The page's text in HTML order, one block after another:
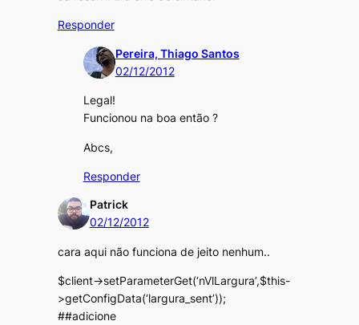
Responder
Pereira, Thiago Santos
02/12/2012
Legal!
Funcionou na boa então ?
Abcs,
Responder
Patrick
02/12/2012
cara aqui não funciona de jeito nenhum..
$client->setParameterGet(‘nVlLargura’,$this-
>getConfigData(‘largura_sent’));
##adicione